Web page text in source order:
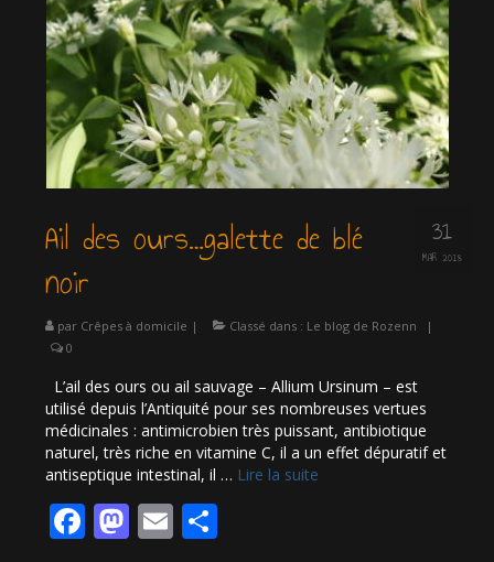
31
MAR 2018
Ail des ours…galette de blé
noir
par Crêpes à domicile | Classé dans : Le blog de Rozenn
|
0
L’ail des ours ou ail sauvage – Allium Ursinum – est
utilisé depuis l’Antiquité pour ses nombreuses vertues
médicinales : antimicrobien très puissant, antibiotique
naturel, très riche en vitamine C, il a un effet dépuratif et
antiseptique intestinal, il … Lire la suite­­
Facebook
Mastodon
Email